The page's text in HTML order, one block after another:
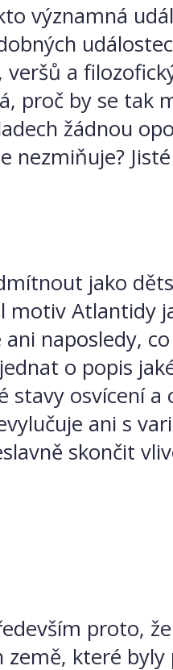
významná
a
proč by se tak
žádnou
nezmiňuje?
jako
motiv Atlantidy
naposledy,
o popis
osvícení
ani s
skončit
proto,
které